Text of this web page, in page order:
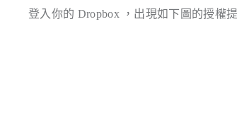
登入你的 Dropbox ，出現如下圖的授權